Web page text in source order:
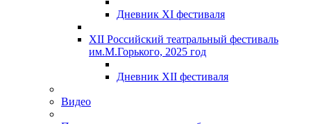
Дневник XI фестиваля
XII Российский театральный фестиваль
им.М.Горького, 2025 год
Дневник XII фестиваля
Видео